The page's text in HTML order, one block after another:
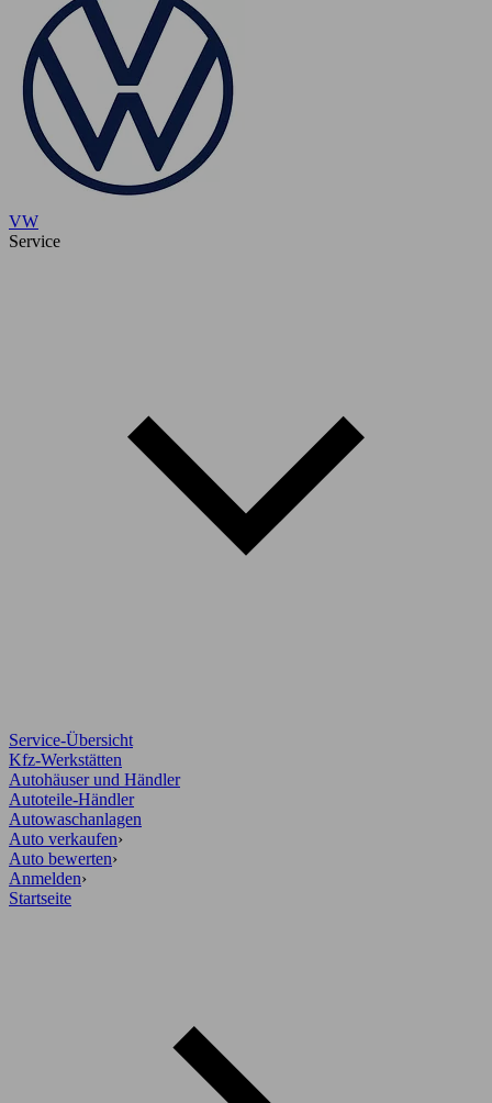
VW
Service
Service-Übersicht
Kfz-Werkstätten
Autohäuser und Händler
Autoteile-Händler
Autowaschanlagen
Auto verkaufen›
Auto bewerten›
Anmelden›
Startseite